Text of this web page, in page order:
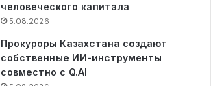
человеческого капитала
5.08.2026
Прокуроры Казахстана создают
собственные ИИ-инструменты
совместно с Q.AI